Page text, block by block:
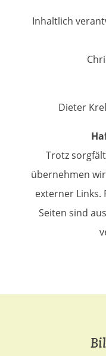
Inhaltlich
Dieter
Trotz
übernehmen
externer Links.
Seiten sind